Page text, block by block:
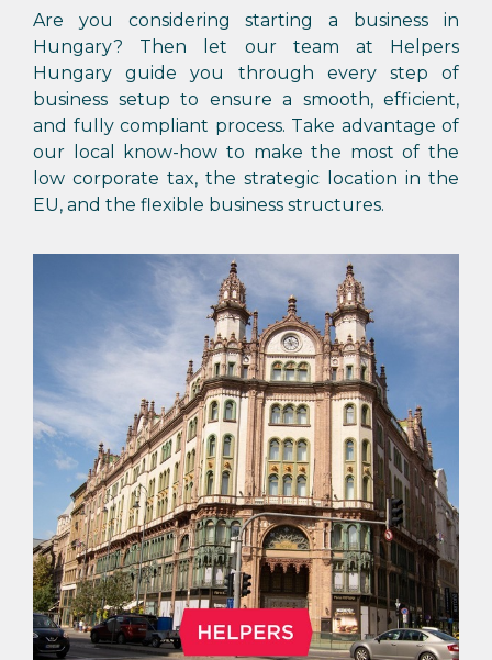
Are you considering starting a business in
Hungary? Then let our team at Helpers
Hungary guide you through every step of
business setup to ensure a smooth, efficient,
and fully compliant process. Take advantage of
our local know-how to make the most of the
low corporate tax, the strategic location in the
EU, and the flexible business structures.